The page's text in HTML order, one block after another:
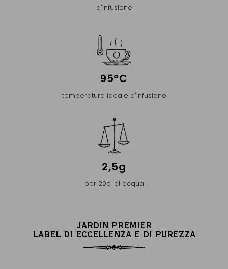
d'infusione
95°C
temperatura ideale d'infusione
2,5g
per 20cl di acqua
JARDIN PREMIER
LABEL DI ECCELLENZA E DI PUREZZA